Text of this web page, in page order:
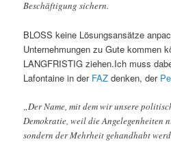
Beschäftigung sichern.
BLOSS keine Lösungsansätze
Unternehmungen zu Gute kommen
LANGFRISTIG ziehen.Ich muss
Lafontaine in der FAZ denken, der
„Der Name, mit dem wir unsere
Demokratie, weil die Angelegenheiten
sondern der Mehrheit gehandhabt